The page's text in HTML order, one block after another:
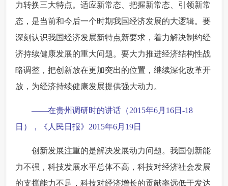
力转换三大特点。适应新常态、把握新常态、引领新常
态，是当前和今后一个时期我国经济发展的大逻辑。要
深刻认识我国经济发展新特点新要求，着力解决制约经
济持续健康发展的重大问题。要大力推进经济结构性战
略调整，把创新放在更加突出的位置，继续深化改革开
放，为经济持续健康发展提供强大动力。
——在贵州调研时的讲话（2015年6月16日-18
日），《人民日报》2015年6月19日
创新发展注重的是解决发展动力问题。我国创新能
力不强，科技发展水平总体不高，科技对经济社会发展
的支撑能力不足，科技对经济增长的贡献率远低于发达